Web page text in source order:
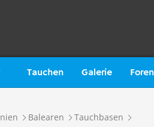
Tauchen Galerie Foren
Balearen Tauchbasen